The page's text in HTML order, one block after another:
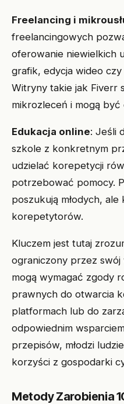
Freelancing i
freelancingowych
oferowanie niewielkich
grafik, edycja wideo
Witryny takie jak Fiverr
mikrozleceń i mogą być
Edukacja online: Jeśli
szkole z konkretnym
udzielać korepetycji
potrzebować pomocy.
poszukują młodych,
korepetytorów.
Kluczem jest tutaj
ograniczony przez
mogą wymagać zgody
prawnych do otwarcia
platformach lub do
odpowiednim
przepisów, młodzi
korzyści z gospodarki
Metody Zarobienia